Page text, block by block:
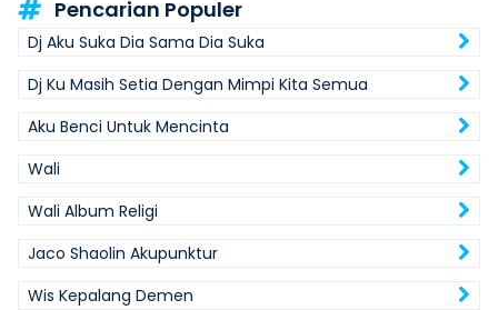
Pencarian Populer
Dj Aku Suka Dia Sama Dia Suka
Dj Ku Masih Setia Dengan Mimpi Kita Semua
Aku Benci Untuk Mencinta
Wali
Wali Album Religi
Jaco Shaolin Akupunktur
Wis Kepalang Demen